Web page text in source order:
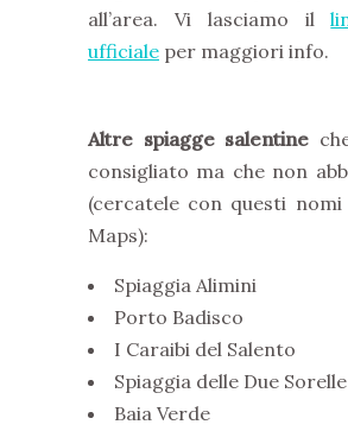
all’area. Vi lasciamo il
ufficiale per maggiori info.
Altre spiagge salentine
consigliato ma che non
(cercatele con questi nomi
Maps):
Spiaggia Alimini
Porto Badisco
I Caraibi del Salento
Spiaggia delle Due Sorelle
Baia Verde